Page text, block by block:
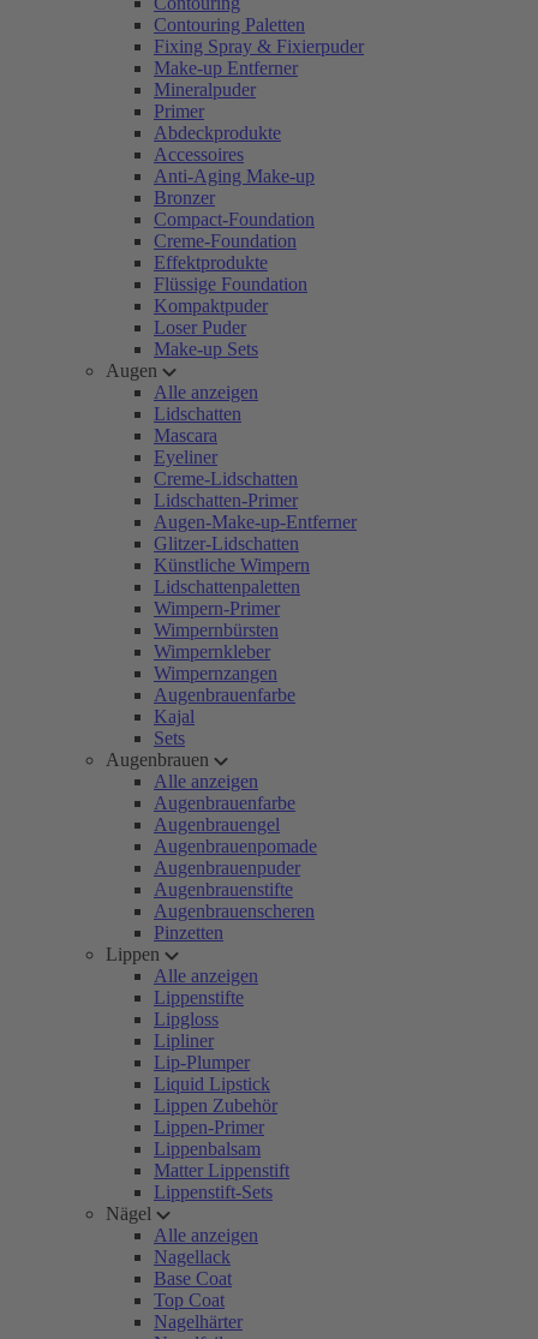
Contouring Paletten
Fixing Spray & Fixierpuder
Make-up Entferner
Mineralpuder
Primer
Abdeckprodukte
Accessoires
Anti-Aging Make-up
Bronzer
Compact-Foundation
Creme-Foundation
Effektprodukte
Flüssige Foundation
Kompaktpuder
Loser Puder
Make-up Sets
Augen
Alle anzeigen
Lidschatten
Mascara
Eyeliner
Creme-Lidschatten
Lidschatten-Primer
Augen-Make-up-Entferner
Glitzer-Lidschatten
Künstliche Wimpern
Lidschattenpaletten
Wimpern-Primer
Wimpernbürsten
Wimpernkleber
Wimpernzangen
Augenbrauenfarbe
Kajal
Sets
Augenbrauen
Alle anzeigen
Augenbrauenfarbe
Augenbrauengel
Augenbrauenpomade
Augenbrauenpuder
Augenbrauenstifte
Augenbrauenscheren
Pinzetten
Lippen
Alle anzeigen
Lippenstifte
Lipgloss
Lipliner
Lip-Plumper
Liquid Lipstick
Lippen Zubehör
Lippen-Primer
Lippenbalsam
Matter Lippenstift
Lippenstift-Sets
Nägel
Alle anzeigen
Nagellack
Base Coat
Top Coat
Nagelhärter